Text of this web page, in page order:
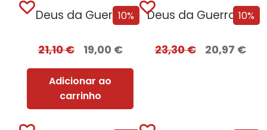
10%
Deus da Guerra
21,10€ 19,00 €
Adicionar ao
carrinho
10%
Deus da Guerra Edição com EDGES
23,30€ 20,97 €